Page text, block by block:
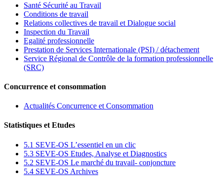
Santé Sécurité au Travail
Conditions de travail
Relations collectives de travail et Dialogue social
Inspection du Travail
Egalité professionnelle
Prestation de Services Internationale (PSI) / détachement
Service Régional de Contrôle de la formation professionnelle
(SRC)
Concurrence et consommation
Actualités Concurrence et Consommation
Statistiques et Etudes
5.1 SEVE-OS L’essentiel en un clic
5.3 SEVE-OS Etudes, Analyse et Diagnostics
5.2 SEVE-OS Le marché du travail- conjoncture
5.4 SEVE-OS Archives